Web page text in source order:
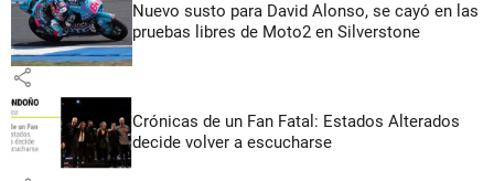
Nuevo susto para David Alonso, se cayó en las
pruebas libres de Moto2 en Silverstone
share
Crónicas de un Fan Fatal: Estados Alterados
decide volver a escucharse